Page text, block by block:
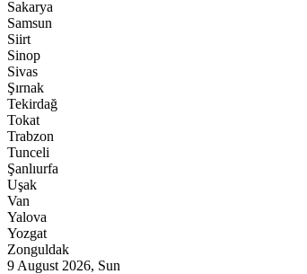
Sakarya
Samsun
Siirt
Sinop
Sivas
Şırnak
Tekirdağ
Tokat
Trabzon
Tunceli
Şanlıurfa
Uşak
Van
Yalova
Yozgat
Zonguldak
9 August 2026, Sun